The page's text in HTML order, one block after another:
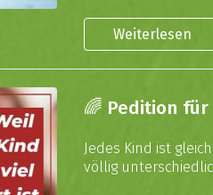
Weiterlesen
🌈 Pedition
Jedes Kind ist
völlig